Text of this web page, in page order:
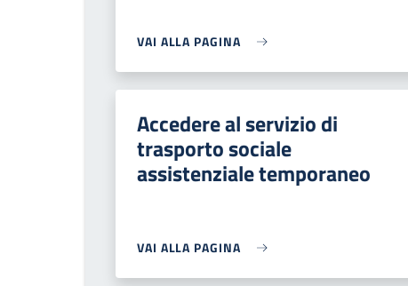
VAI ALLA PAGINA
Accedere al servizio di
trasporto sociale
assistenziale temporaneo
VAI ALLA PAGINA